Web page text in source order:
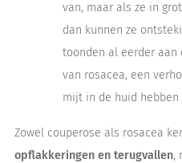
van, maar als ze in
dan kunnen ze
toonden al eerder aan
van rosacea, een
mijt in de huid hebben
Zowel couperose als rosacea
opflakkeringen en terugvallen,